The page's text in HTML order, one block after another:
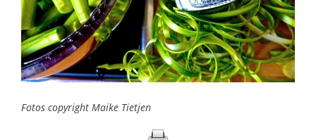
Fotos copyright Maike Tietjen